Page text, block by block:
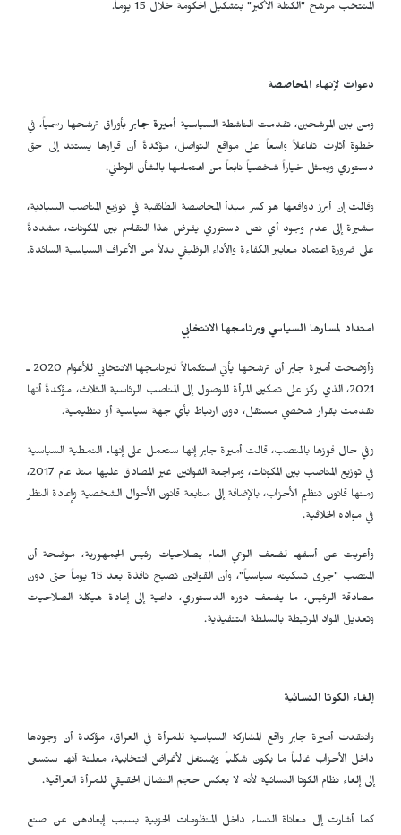
المنتخب مرشح "الكتلة الأكبر" بتشكيل الحكومة خلال 15 يوماً.
دعوات لإنهاء المحاصصة
ومن بين المرشحين، تقدمت الناشطة السياسية أميرة جابربأوراق ترشحها رسمياً، في
خطوة أثارت تفاعلاً واسعاً على مواقع التواصل، مؤكدةً أن قرارها يستند إلى حق
دستوري ويمثل خياراً شخصياً نابعاً من اهتمامها بالشأن الوطني.
وقالت إن أبرز دوافعها هو كسر مبدأ المحاصصة الطائفية في توزيع المناصب السيادية،
مشيرة إلى عدم وجود أي نص دستوري يفرض هذا التقاسم بين المكونات، مشددةً
على ضرورة اعتماد معايير الكفاءة والأداء الوظيفي بدلاً من الأعراف السياسية السائدة.
امتداد لمسارها السياسي وبرنامجها الانتخابي
وأوضحت أميرة جابر أن ترشحها يأتي استكمالاً لبرنامجها الانتخابي للأعوام 2020 ـ
2021، الذي ركز على تمكين المرأة للوصول إلى المناصب الرئاسية الثلاث، مؤكدةً أنها
تقدمت بقرار شخصي مستقل، دون ارتباط بأي جهة سياسية أو تنظيمية.
وفي حال فوزها بالمنصب، قالت أميرة جابر إنها ستعمل على إنهاء النمطية السياسية
في توزيع المناصب بين المكونات، ومراجعة القوانين غير المصادق عليها منذ عام 2017،
ومنها قانون تنظيم الأحزاب، بالإضافة إلى متابعة قانون الأحوال الشخصية وإعادة النظر
في مواده الخلافية.
وأعربت عن أسفها لضعف الوعي العام بصلاحيات رئيس الجمهورية، موضحة أن
المنصب "جرى تسكينه سياسياً"، وأن القوانين تصبح نافذة بعد 15 يوماً حتى دون
مصادقة الرئيس، ما يضعف دوره الدستوري، داعية إلى إعادة هيكلة الصلاحيات
وتعديل المواد المرتبطة بالسلطة التنفيذية.
إلغاء الكوتا النسائية
وانتقدت أميرة جابر واقع المشاركة السياسية للمرأة في العراق، مؤكدة أن وجودها
داخل الأحزاب غالباً ما يكون شكلياً ويُستغل لأغراض انتخابية، معلنة أنها ستسعى
إلى إلغاء نظام الكوتا النسائية لأنه لا يعكس حجم النضال الحقيقي للمرأة العراقية.
كما أشارت إلى معاناة النساء داخل المنظومات الحزبية بسبب إبعادهن عن صنع